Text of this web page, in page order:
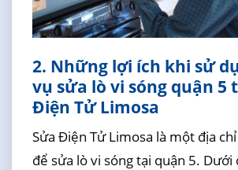
2. Những lợi ích khi sử
vụ sửa lò vi sóng quận 5
Điện Tử Limosa
Sửa Điện Tử Limosa là một địa
để sửa lò vi sóng tại quận 5. Dưới